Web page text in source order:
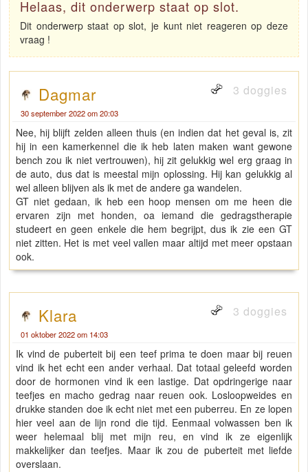
Helaas, dit onderwerp staat op slot.
Dit onderwerp staat op slot, je kunt niet reageren op deze
vraag !
Dagmar 3 doggies
30 september 2022 om 20:03
Nee, hij blijft zelden alleen thuis (en indien dat het geval is, zit
hij in een kamerkennel die ik heb laten maken want gewone
bench zou ik niet vertrouwen), hij zit gelukkig wel erg graag in
de auto, dus dat is meestal mijn oplossing. Hij kan gelukkig al
wel alleen blijven als ik met de andere ga wandelen.
GT niet gedaan, ik heb een hoop mensen om me heen die
ervaren zijn met honden, oa iemand die gedragstherapie
studeert en geen enkele die hem begrijpt, dus ik zie een GT
niet zitten. Het is met veel vallen maar altijd met meer opstaan
ook.
Klara 3 doggies
01 oktober 2022 om 14:03
Ik vind de puberteit bij een teef prima te doen maar bij reuen
vind ik het echt een ander verhaal. Dat totaal geleefd worden
door de hormonen vind ik een lastige. Dat opdringerige naar
teefjes en macho gedrag naar reuen ook. Losloopweides en
drukke standen doe ik echt niet met een puberreu. En ze lopen
hier veel aan de lijn rond die tijd. Eenmaal volwassen ben ik
weer helemaal blij met mijn reu, en vind ik ze eigenlijk
makkelijker dan teefjes. Maar ik zou de puberteit met liefde
overslaan.